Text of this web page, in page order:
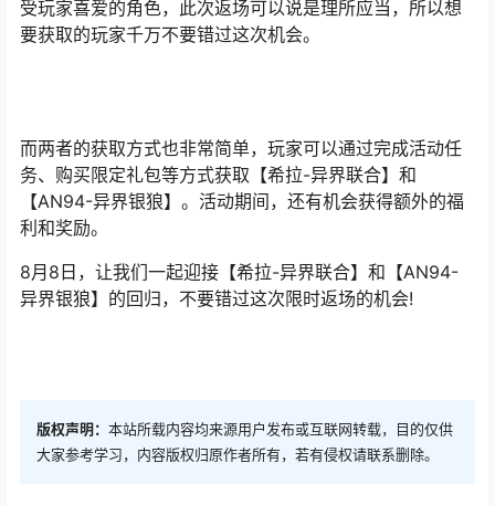
受玩家喜爱的角色，此次返场可以说是理所应当，所以想
要获取的玩家千万不要错过这次机会。
而两者的获取方式也非常简单，玩家可以通过完成活动任
务、购买限定礼包等方式获取【希拉-异界联合】和
【AN94-异界银狼】。活动期间，还有机会获得额外的福
利和奖励。
8月8日，让我们一起迎接【希拉-异界联合】和【AN94-
异界银狼】的回归，不要错过这次限时返场的机会!
版权声明： 本站所载内容均来源用户发布或互联网转载，目的仅供
大家参考学习，内容版权归原作者所有，若有侵权请联系删除。